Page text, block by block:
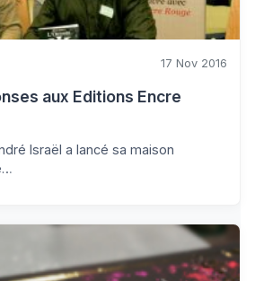
17 Nov 2016
aux Editions Encre
Israël a lancé sa maison